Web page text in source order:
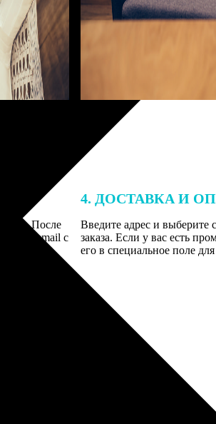
После
на email с
заказ
4. ДОСТАВКА И
Введите адрес и выберите
заказа. Если у вас есть
его в специальное поле